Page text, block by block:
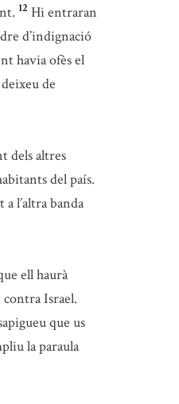
12 Hi entraran
d’indignació
havia ofès el
de
dels altres
del país.
l’altra banda
ell haurà
Israel.
que us
la paraula